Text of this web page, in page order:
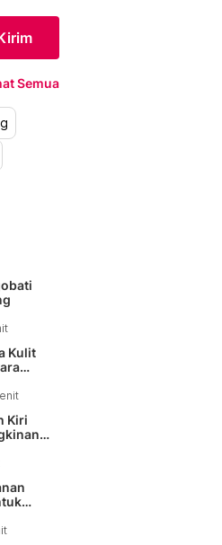
Semua
Kulit
Kiri